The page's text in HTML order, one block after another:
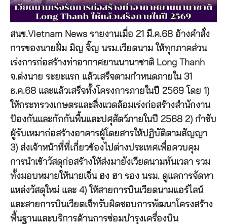
สนข.Vietnam News รายงานเมื่อ 21 มี.ค.68 อ้างคำสั่ง
การของนายฝั่ม มิญ จิ๊ญ นรม.เวียดนาม ให้ทุกภาคส่วน
เร่งการก่อสร้างท่าอากาศยานนานาชาติ Long Thanh
จ.ด่งนาย ระยะแรก แล้วเสร็จตามกำหนดภายใน 31
ธ.ค.68 และแล้วเสร็จทั้งโครงการภายในปี 2569 โดย 1)
ให้กระทรวงเกษตรและสิ่งแวดล้อมเร่งก่อสร้างสำนักงาน
ป้องกันและกักกันพื้นและปศุสัตว์ภายในปี 2568 2) กำชับ
ผู้รับเหมาก่อสร้างอาคารผู้โดยสารให้ปฏิบัติตามสัญญา
3) ส่งเจ้าหน้าที่ที่เกี่ยวข้องไปต่างประเทศเพื่อควบคุม
การนำเข้าวัสดุก่อสร้างให้ส่งมายังเวียดนามทันเวลา รวม
ทั้งมอบหมายให้นายเจิ่น ฮง ฮา รอง นรม. ดูแลการจัดหา
แหล่งวัสดุใหม่ และ 4) ให้สายการบินเวียดนามแอร์ไลน์
และสายการบินเวียตเจ็ทรับผิดชอบการพัฒนาโครงสร้าง
พื้นฐานและบริการด้านการซ่อมบำรุงเครื่องบิน